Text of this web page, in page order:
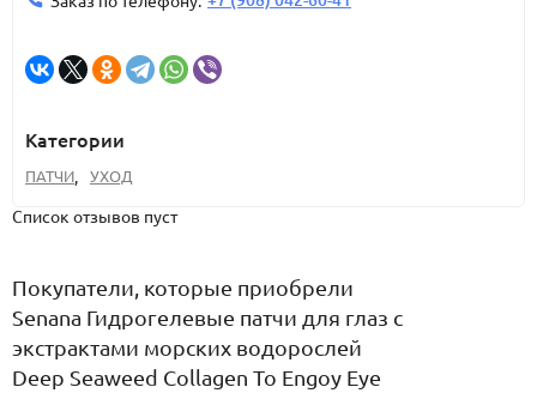
Категории
ПАТЧИ, УХОД
Список отзывов пуст
Покупатели, которые приобрели
Senana Гидрогелевые патчи для глаз с
экстрактами морских водорослей
Deep Seaweed Collagen To Engoy Eye